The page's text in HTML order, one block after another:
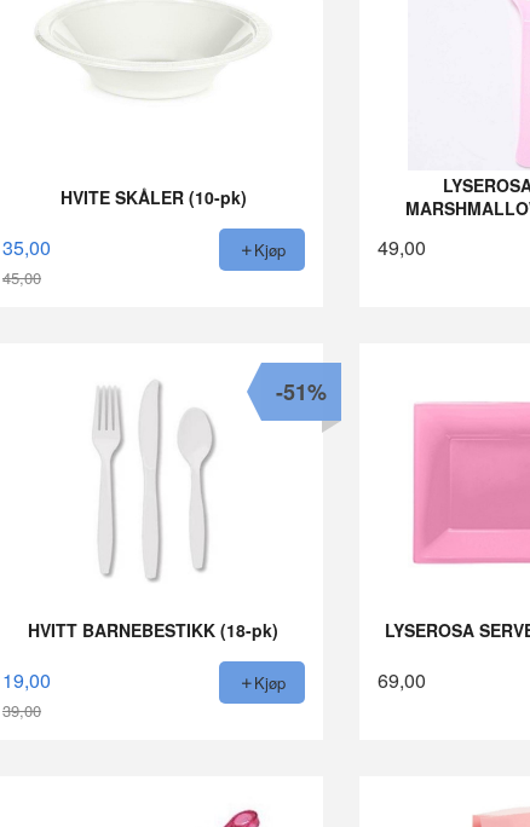
HVITE SKÅLER (10-pk)
35,00
45,00
Kjøp 49,00
HVITT BARNEBESTIKK (18-pk)
19,00
39,00
-51%
Kjøp
LYSEROSA
69,00